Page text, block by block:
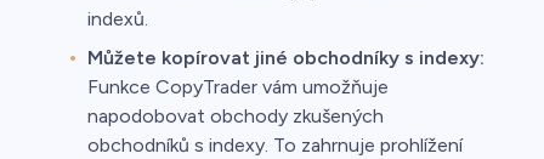
indexů.
Můžete kopírovat jiné obchodníky s indexy:
Funkce CopyTrader vám umožňuje
napodobovat obchody zkušených
obchodníků s indexy. To zahrnuje prohlížení